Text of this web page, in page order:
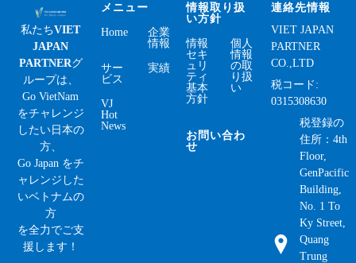
私たちVIET
JAPAN
PARTNERグ
ループは、
Go VietNam
をチャレンジ
したい日本の
方、
Go Japan をチ
ャレンジした
いベトナムの
方
を全力でご支
援します！
メニュー
Home
企業
情報
サー
ビス
実績
VJ
Hot
News
情報取り扱
い方針
情報
セキ
ュリ
ティ
基本
方針
個人
情報
の取
り扱
い
お問い合わ
せ
連絡先情報
VIET JAPAN
PARTNER
CO.,LTD
税コード:
0315308630
税登録の
住所：4th
Floor,
GenPacific
Building,
No. 1 To
Ky Street,
Quang
Trung